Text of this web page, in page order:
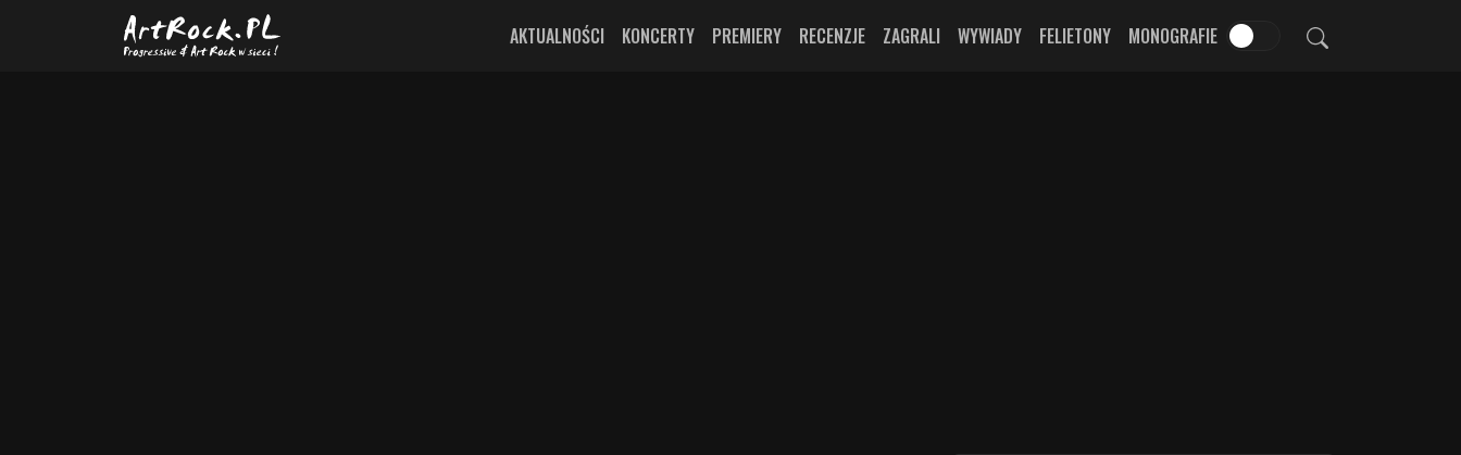
Przejdź do treści głównej
AKTUALNOŚCI KONCERTY PREMIERY RECENZJE ZAGRALI WYWIADY FELIETONY MONOGRAFIE